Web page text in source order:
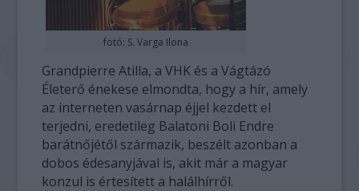
fotó: S. Varga Ilona
Grandpierre Atilla, a VHK és a Vágtázó
Életerő énekese elmondta, hogy a hír, amely
az interneten vasárnap éjjel kezdett el
terjedni, eredetileg Balatoni Boli Endre
barátnőjétől származik, beszélt azonban a
dobos édesanyjával is, akit már a magyar
konzul is értesített a halálhírről.